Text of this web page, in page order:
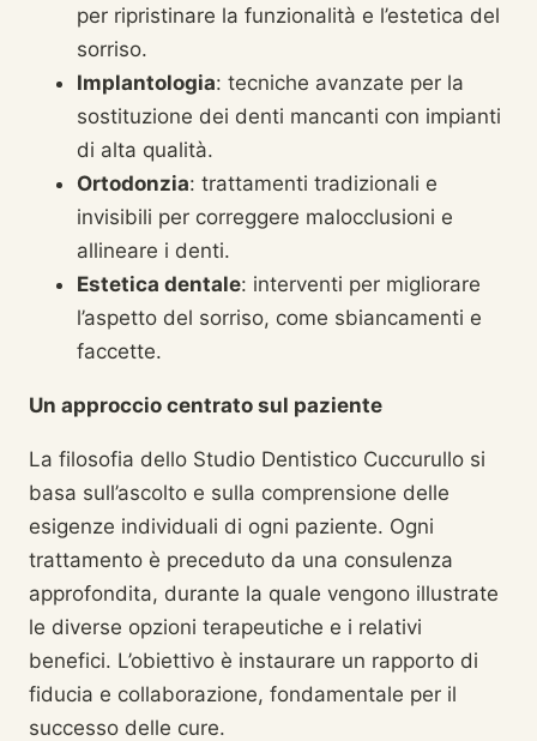
per ripristinare la funzionalità e l’estetica del
sorriso.
Implantologia: tecniche avanzate per la
sostituzione dei denti mancanti con impianti
di alta qualità.
Ortodonzia: trattamenti tradizionali e
invisibili per correggere malocclusioni e
allineare i denti.
Estetica dentale: interventi per migliorare
l’aspetto del sorriso, come sbiancamenti e
faccette.
Un approccio centrato sul paziente
La filosofia dello Studio Dentistico Cuccurullo si
basa sull’ascolto e sulla comprensione delle
esigenze individuali di ogni paziente. Ogni
trattamento è preceduto da una consulenza
approfondita, durante la quale vengono illustrate
le diverse opzioni terapeutiche e i relativi
benefici. L’obiettivo è instaurare un rapporto di
fiducia e collaborazione, fondamentale per il
successo delle cure.